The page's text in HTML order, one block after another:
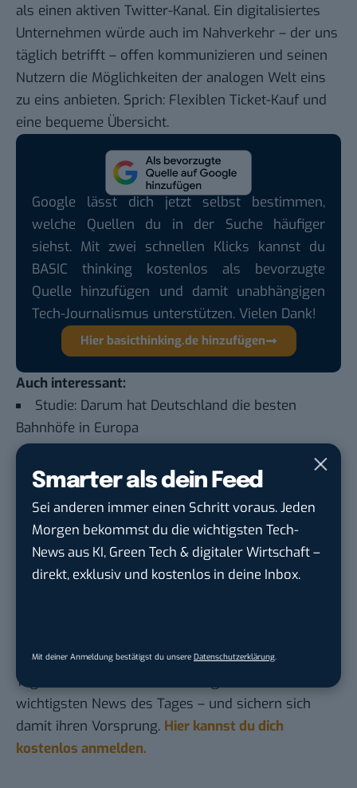
Smarter als dein Feed
Sei anderen immer einen Schritt voraus. Jeden
Morgen bekommst du die wichtigsten Tech-
News aus KI, Green Tech & digitaler Wirtschaft –
direkt, exklusiv und kostenlos in deine Inbox.
Mit deiner Anmeldung bestätigst du unsere Datenschutzerklärung.
als einen aktiven Twitter-Kanal. Ein digitalisiertes
Unternehmen würde auch im Nahverkehr – der uns
täglich betrifft – offen kommunizieren und seinen
Nutzern die Möglichkeiten der analogen Welt eins
zu eins anbieten. Sprich: Flexiblen Ticket-Kauf und
eine bequeme Übersicht.
Google lässt dich jetzt selbst bestimmen,
welche Quellen du in der Suche häufiger
siehst. Mit zwei schnellen Klicks kannst du
BASIC thinking kostenlos als bevorzugte
Quelle hinzufügen und damit unabhängigen
Tech-Journalismus unterstützen. Vielen Dank!
Hier basicthinking.de hinzufügen
Auch interessant:
Studie: Darum hat Deutschland die besten
Bahnhöfe in Europa
Deutsche Bahn senkt Preise fürs Klima: Bringt
das überhaupt etwas?
Greta – thanks for travelling with Deutsche Bahn
Fairtiq: Diese App sucht dir automatisch das
billigste Ticket in Bus und Bahn
geht? Über 12.000 smarte Leser bekommen jeden
Tag UPDATE, unser Tech-Briefing mit den
wichtigsten News des Tages – und sichern sich
damit ihren Vorsprung. Hier kannst du dich
kostenlos anmelden.